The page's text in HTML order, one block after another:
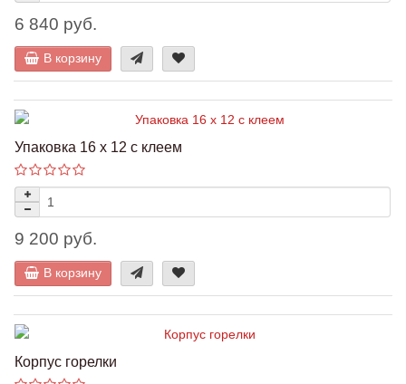
6 840 руб.
В корзину
Упаковка 16 x 12 с клеем
9 200 руб.
В корзину
Корпус горелки